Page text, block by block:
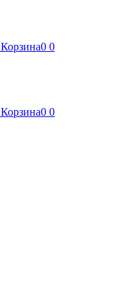
Корзина0 0
Корзина0 0